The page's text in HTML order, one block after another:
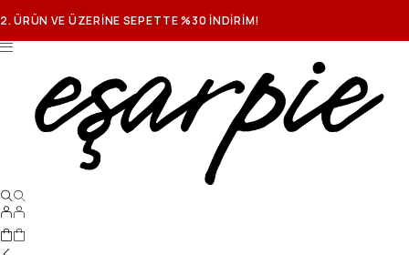
2. ÜRÜN VE ÜZERİNE SEPETTE %30 İNDİRİM!